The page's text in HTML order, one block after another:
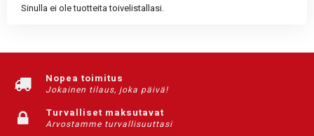
Sinulla ei ole tuotteita toivelistallasi.
Nopea toimitus
Jokainen tilaus, joka päivä!
Turvalliset maksutavat
Arvostamme turvallisuuttasi